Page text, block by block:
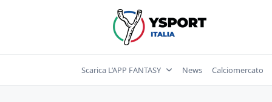
Scarica L’APP FANTASY News Calciomercato